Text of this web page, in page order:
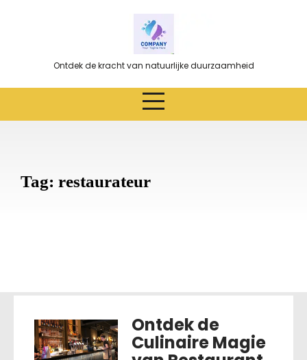
Ontdek de kracht van natuurlijke duurzaamheid
Tag: restaurateur
Ontdek de
Culinaire Magie